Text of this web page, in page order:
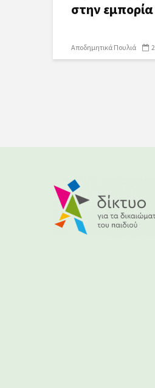
στην
Αποδημητικά Πουλιά